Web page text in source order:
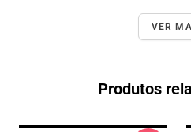
VER
Produtos